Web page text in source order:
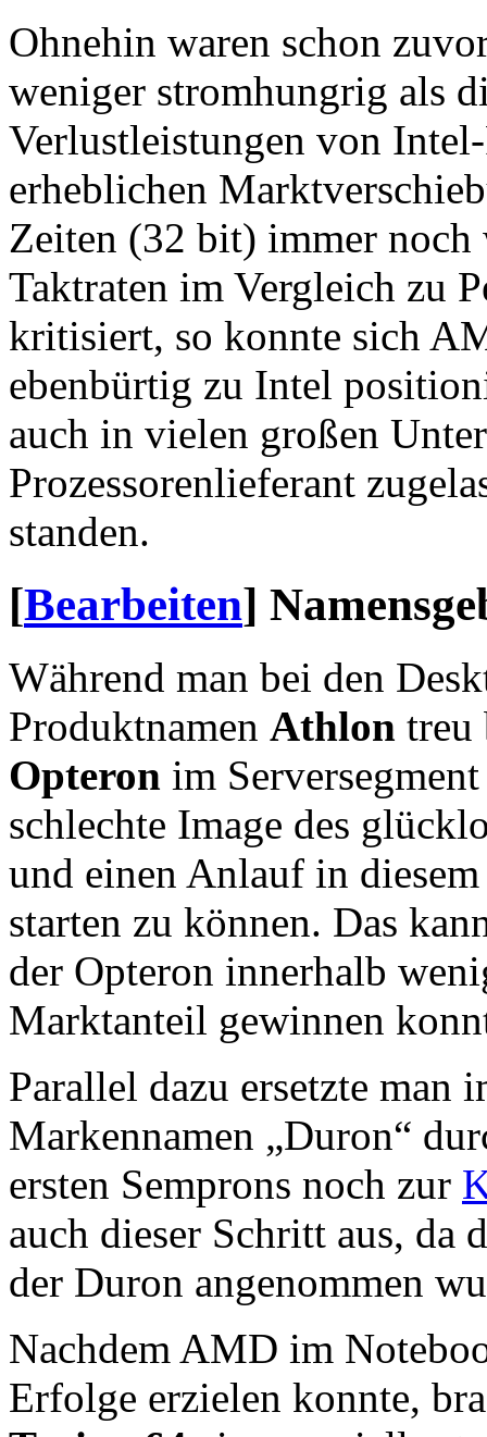
Ohnehin waren schon
weniger stromhungrig als
Verlustleistungen von
erheblichen
Zeiten (32 bit) immer noch
Taktraten im Vergleich zu
kritisiert, so konnte sich
ebenbürtig zu Intel
auch in vielen großen
Prozessorenlieferant
standen.
[Bearbeiten]
Während man bei den
Produktnamen Athlon treu
Opteron im
schlechte Image des
und einen Anlauf in
starten zu können. Das
der Opteron innerhalb
Marktanteil gewinnen
Parallel dazu ersetzte man
Markennamen „Duron“
ersten Semprons noch zur
auch dieser Schritt aus, da
der Duron angenommen
Nachdem AMD im
Erfolge erzielen konnte,